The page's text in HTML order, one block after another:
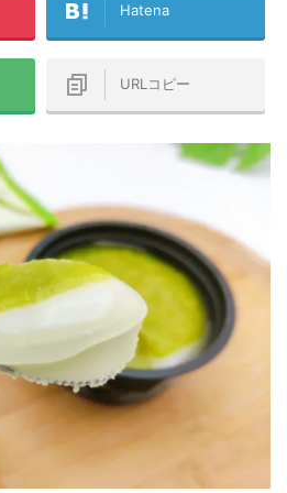
Hatena
URLコピー